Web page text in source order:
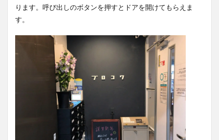
ります。呼び出しのボタンを押すとドアを開けてもらえま
す。